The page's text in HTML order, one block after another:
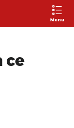
Menu
ce